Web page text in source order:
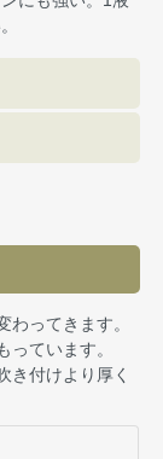
ってきます。
ています。
き付けより厚く